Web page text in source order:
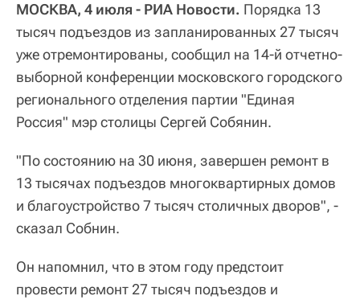
МОСКВА, 4 июля - РИА Новости. Порядка 13
тысяч подъездов из запланированных 27 тысяч
уже отремонтированы, сообщил на 14-й отчетно-
выборной конференции московского городского
регионального отделения партии "Единая
Россия" мэр столицы Сергей Собянин.
"По состоянию на 30 июня, завершен ремонт в
13 тысячах подъездов многоквартирных домов
и благоустройство 7 тысяч столичных дворов", -
сказал Собнин.
Он напомнил, что в этом году предстоит
провести ремонт 27 тысяч подъездов и